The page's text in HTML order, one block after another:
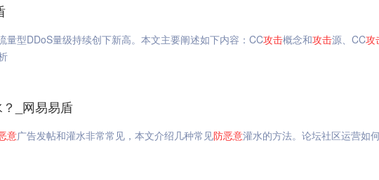
量型DDoS量级持续创下新高。本文主要阐述如下内容：CC攻击概念和攻击源、CC攻
_网易易盾
意广告发帖和灌水非常常见，本文介绍几种常见防恶意灌水的方法。论坛社区运营如